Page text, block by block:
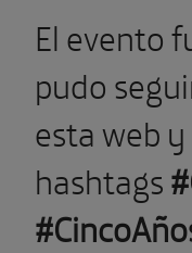
El evento
pudo
esta web
hashtags